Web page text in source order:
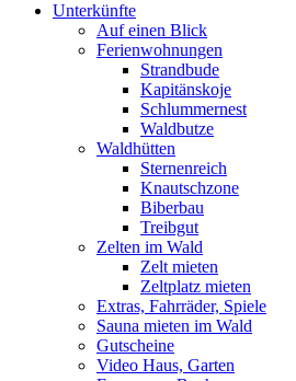
Unterkünfte
Auf einen Blick
Ferienwohnungen
Strandbude
Kapitänskoje
Schlummernest
Waldbutze
Waldhütten
Sternenreich
Knautschzone
Biberbau
Treibgut
Zelten im Wald
Zelt mieten
Zeltplatz mieten
Extras, Fahrräder, Spiele
Sauna mieten im Wald
Gutscheine
Video Haus, Garten